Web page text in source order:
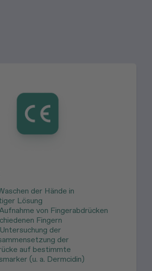
der Hände in
Lösung
von Fingerabdrücken
Fingern
der
der
auf bestimmte
(u. a. Dermcidin)